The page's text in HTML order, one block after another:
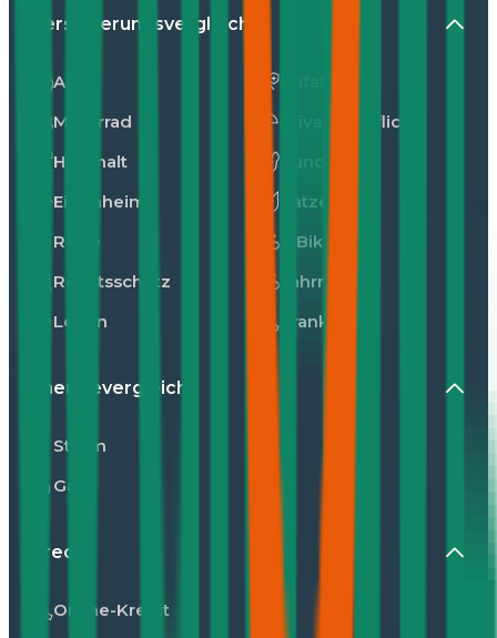
Versicherungsvergleiche
Auto
Motorrad
Haushalt
Eigenheim
Reise
Rechtsschutz
Leben
Privathaftpflicht
Katzen
E-Bike
Fahrrad
Kranken
Energievergleiche
Strom
Gas
Kredit
Online-Kredit